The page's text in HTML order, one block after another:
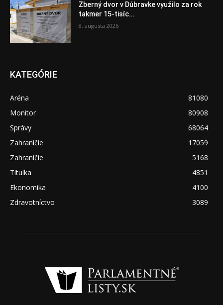
Zberný dvor v Dúbravke využilo za rok
takmer 15-tisíc...
8. augusta 2026
KATEGÓRIE
Aréna
81080
Monitor
80908
Správy
68064
Zahraničie
17059
Zahraničie
5168
Titulka
4851
Ekonomika
4100
Zdravotníctvo
3089